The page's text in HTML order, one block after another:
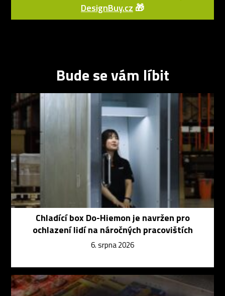
DesignBuy.cz 🎁
Bude se vám líbit
Chladící box Do-Hiemon je navržen pro
ochlazení lidí na náročných pracovištích
6. srpna 2026